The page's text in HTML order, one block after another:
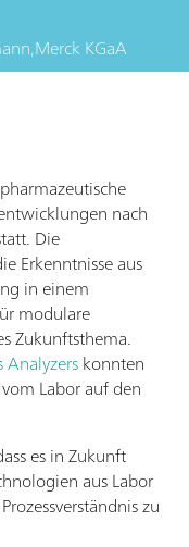
Merck KGaA
nach
Die
Erkenntnisse aus
in einem
modulare
Zukunftsthema.
Analyzerskonnten
Labor auf den
es in Zukunft
aus Labor
zu